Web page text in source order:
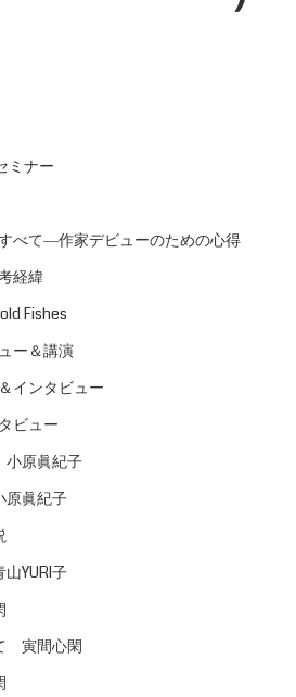
ミナー
べて―作家デビューのための心得
経緯
Fishes
ー＆講演
インタビュー
ビュー
原眞紀子
眞紀子
YURI子
寅間心閑